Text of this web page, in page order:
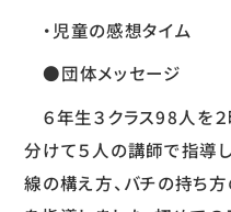
・児童の感想タイム
●団体メッセージ
６年生３クラス98人を
分けて５人の講師で指導
線の構え方、バチの持ち